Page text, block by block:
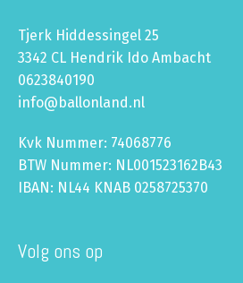
Tjerk Hiddessingel 25
3342 CL Hendrik Ido Ambacht
0623840190
info@ballonland.nl
Kvk Nummer: 74068776
BTW Nummer: NL001523162B43
IBAN: NL44 KNAB 0258725370
Volg ons op